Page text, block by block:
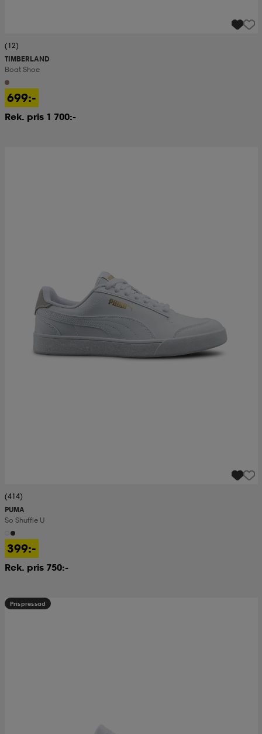
(12)
TIMBERLAND
Boat Shoe
699:-
Rek. pris 1 700:-
(414)
PUMA
So Shuffle U
399:-
Rek. pris 750:-
Prispressad